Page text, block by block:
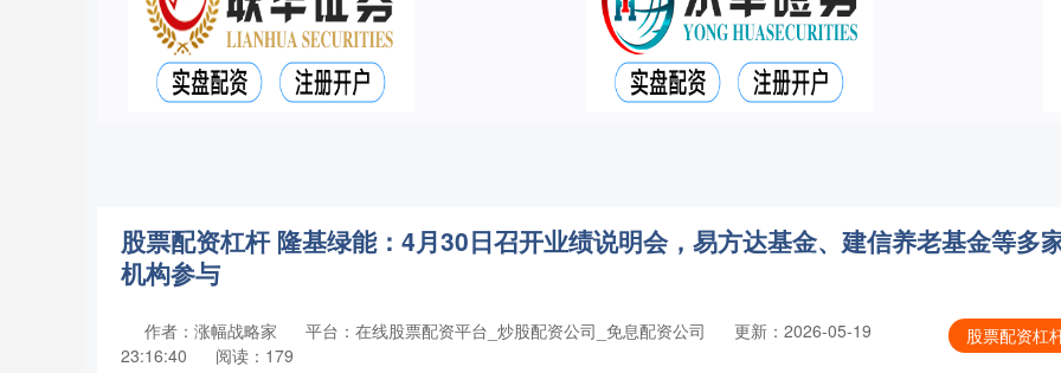
股票配资杠杆 隆基绿能：4月30日召开业绩说明会，易方达基金、建信养老基金等多
机构参与
股票配资杠
作者：涨幅战略家 平台：在线股票配资平台_炒股配资公司_免息配资公司
更新：2026-05-19
23:16:40
阅读：179